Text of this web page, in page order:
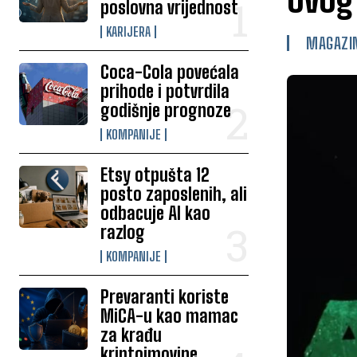
poslovna vrijednost
KARIJERA
Coca-Cola povećala
prihode i potvrdila
godišnje prognoze
KOMPANIJE
Etsy otpušta 12
posto zaposlenih, ali
odbacuje AI kao
razlog
KOMPANIJE
Prevaranti koriste
MiCA-u kao mamac
za krađu